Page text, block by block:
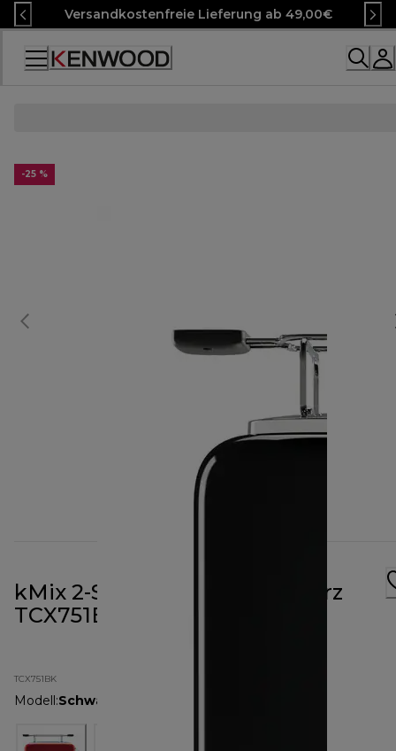
Skip
to
Content
Versandkostenfreie Lieferung ab 49,00€
Accessibility
-25 %
kMix 2-Schlitz-Toaster Schwarz
TCX751BK
TCX751BK
Modell:Schwarz